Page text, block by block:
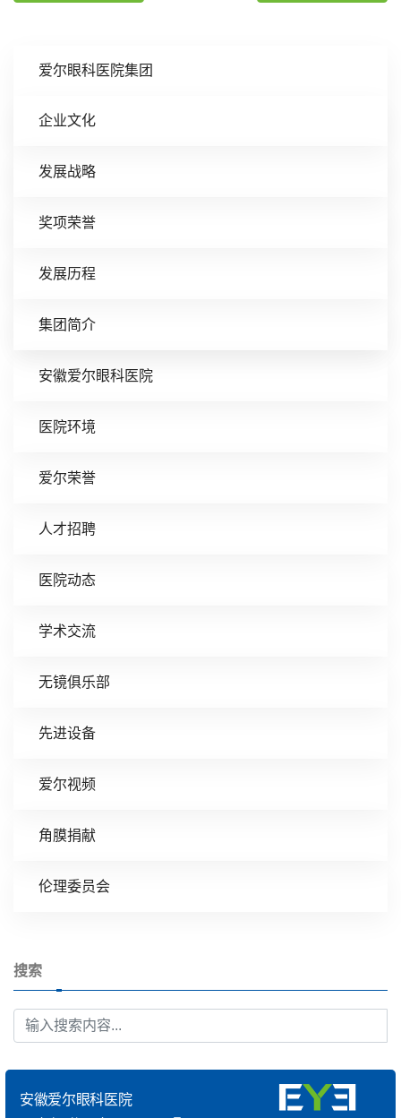
爱尔眼科医院集团
企业文化
发展战略
奖项荣誉
发展历程
集团简介
安徽爱尔眼科医院
医院环境
爱尔荣誉
人才招聘
医院动态
学术交流
无镜俱乐部
先进设备
爱尔视频
角膜捐献
伦理委员会
搜索
安徽爱尔眼科医院